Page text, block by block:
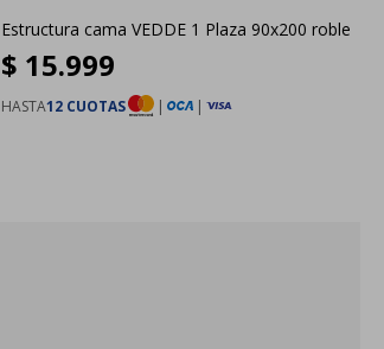
Estructura cama VEDDE 1 Plaza 90x200 roble
$ 15.999
HASTA12 CUOTAS | |